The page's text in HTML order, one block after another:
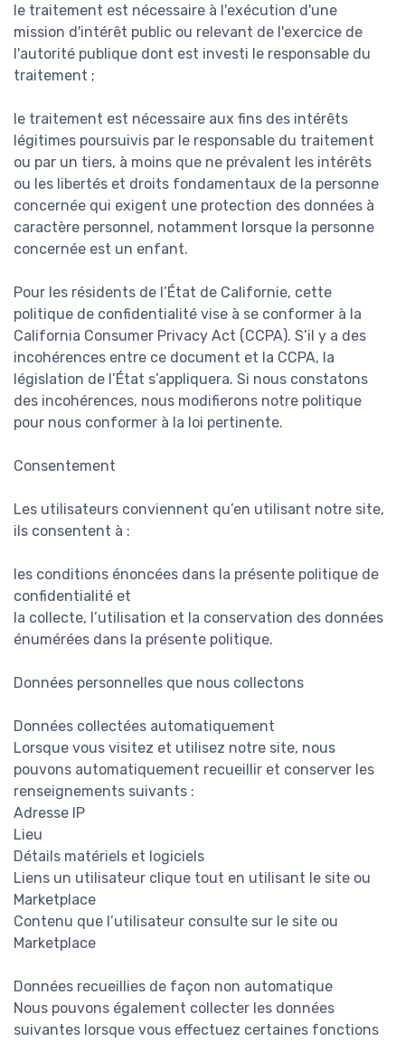
le traitement est nécessaire à l'exécution d'une
mission d'intérêt public ou relevant de l'exercice de
l'autorité publique dont est investi le responsable du
traitement ;
le traitement est nécessaire aux fins des intérêts
légitimes poursuivis par le responsable du traitement
ou par un tiers, à moins que ne prévalent les intérêts
ou les libertés et droits fondamentaux de la personne
concernée qui exigent une protection des données à
caractère personnel, notamment lorsque la personne
concernée est un enfant.
Pour les résidents de l’État de Californie, cette
politique de confidentialité vise à se conformer à la
California Consumer Privacy Act (CCPA). S’il y a des
incohérences entre ce document et la CCPA, la
législation de l’État s’appliquera. Si nous constatons
des incohérences, nous modifierons notre politique
pour nous conformer à la loi pertinente.
Consentement
Les utilisateurs conviennent qu’en utilisant notre site,
ils consentent à :
les conditions énoncées dans la présente politique de
confidentialité et
la collecte, l’utilisation et la conservation des données
énumérées dans la présente politique.
Données personnelles que nous collectons
Données collectées automatiquement
Lorsque vous visitez et utilisez notre site, nous
pouvons automatiquement recueillir et conserver les
renseignements suivants :
Adresse IP
Lieu
Détails matériels et logiciels
Liens un utilisateur clique tout en utilisant le site ou
Marketplace
Contenu que l’utilisateur consulte sur le site ou
Marketplace
Données recueillies de façon non automatique
Nous pouvons également collecter les données
suivantes lorsque vous effectuez certaines fonctions